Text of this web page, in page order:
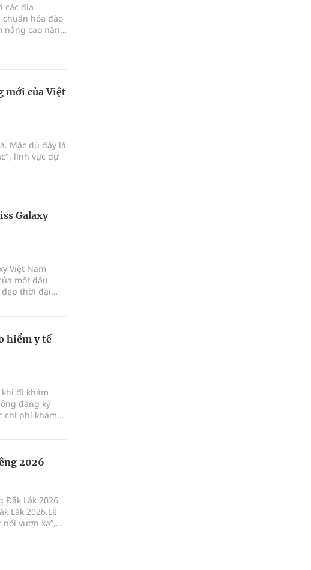
các địa
hóa đào
nâng cao năng
mới của Việt
Mặc dù đây là
lĩnh vực dự
Galaxy
Việt Nam
một đấu
thời đại
hiểm y tế
đi khám
đăng ký
chi phí khám
2026
Đắk Lắk 2026
Lắk 2026.Lễ
vươn xa”,